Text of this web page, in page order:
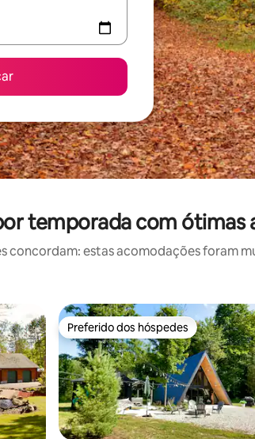
temporada com ótimas
concordam: estas acomodações foram
Preferido dos hóspedes
Preferido dos hóspedes